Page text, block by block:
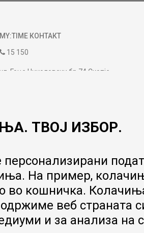
MY:TIME КОНТАКТ
15 150
ул. Гоце Николовски бр.74 Скопје
09:00 до 17:00ТВОЈ ИЗБОР.
На пример,
во кошничка.
одржиме веб
и за анализа на